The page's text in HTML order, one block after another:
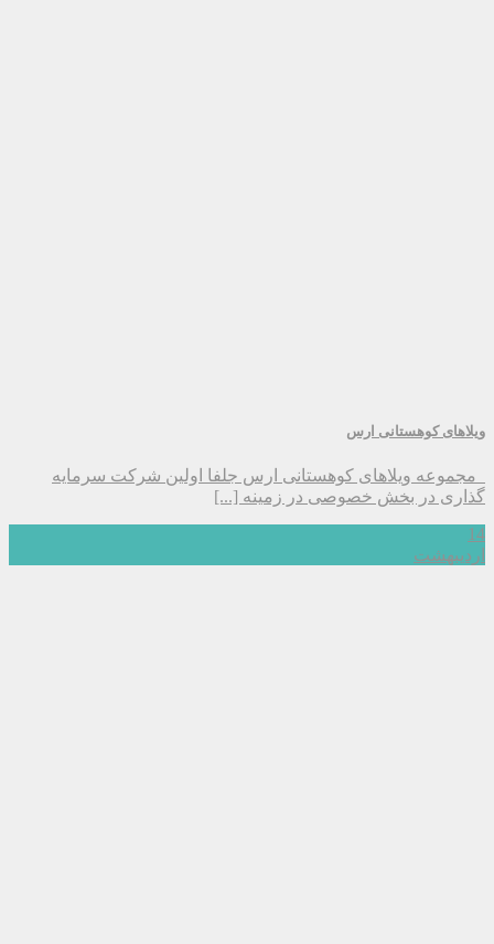
ویلاهای کوهستانی ارس
مجموعه ویلاهای کوهستانی ارس جلفا اولین شرکت سرمایه
گذاری در بخش خصوصی در زمینه [...]
14
اردیبهشت